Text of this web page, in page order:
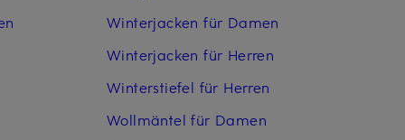
Winterjacken für Damen
Winterjacken für Herren
Winterstiefel für Herren
Wollmäntel für Damen